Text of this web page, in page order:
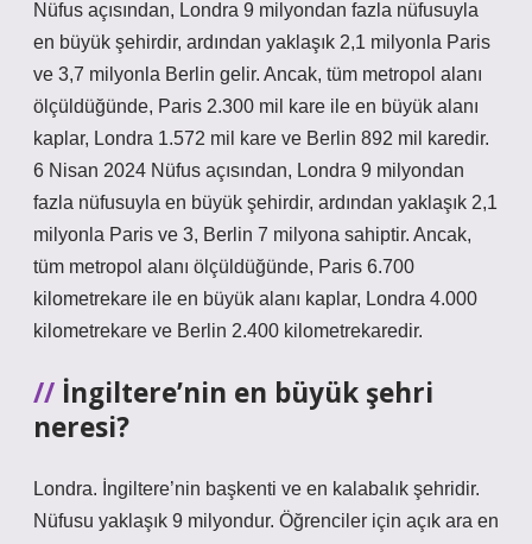
Nüfus açısından, Londra 9 milyondan fazla nüfusuyla
en büyük şehirdir, ardından yaklaşık 2,1 milyonla Paris
ve 3,7 milyonla Berlin gelir. Ancak, tüm metropol alanı
ölçüldüğünde, Paris 2.300 mil kare ile en büyük alanı
kaplar, Londra 1.572 mil kare ve Berlin 892 mil karedir.
6 Nisan 2024 Nüfus açısından, Londra 9 milyondan
fazla nüfusuyla en büyük şehirdir, ardından yaklaşık 2,1
milyonla Paris ve 3, Berlin 7 milyona sahiptir. Ancak,
tüm metropol alanı ölçüldüğünde, Paris 6.700
kilometrekare ile en büyük alanı kaplar, Londra 4.000
kilometrekare ve Berlin 2.400 kilometrekaredir.
İngiltere’nin en büyük şehri
neresi?
Londra. İngiltere’nin başkenti ve en kalabalık şehridir.
Nüfusu yaklaşık 9 milyondur. Öğrenciler için açık ara en